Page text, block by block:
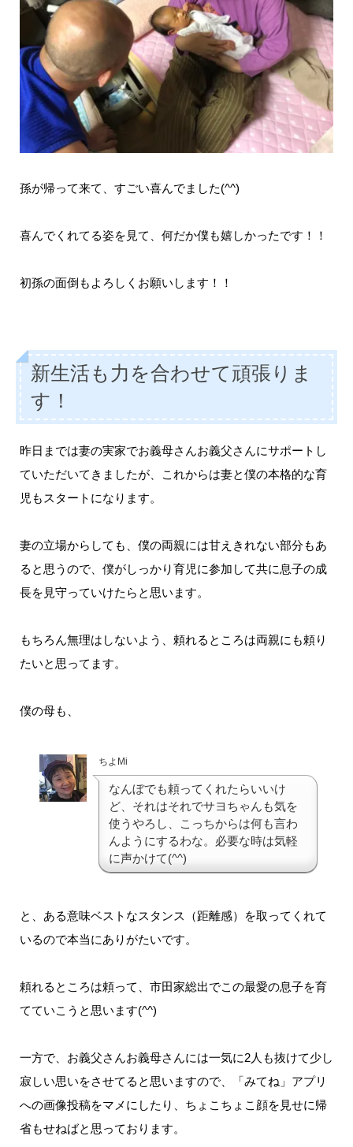
孫が帰って来て、すごい喜んでました(^^)
喜んでくれてる姿を見て、何だか僕も嬉しかったです！！
初孫の面倒もよろしくお願いします！！
新生活も力を合わせて頑張りま
す！
昨日までは妻の実家でお義母さんお義父さんにサポートし
ていただいてきましたが、これからは妻と僕の本格的な育
児もスタートになります。
妻の立場からしても、僕の両親には甘えきれない部分もあ
ると思うので、僕がしっかり育児に参加して共に息子の成
長を見守っていけたらと思います。
もちろん無理はしないよう、頼れるところは両親にも頼り
たいと思ってます。
僕の母も、
ちよMi
なんぼでも頼ってくれたらいいけ
ど、それはそれでサヨちゃんも気を
使うやろし、こっちからは何も言わ
んようにするわな。必要な時は気軽
に声かけて(^^)
と、ある意味ベストなスタンス（距離感）を取ってくれて
いるので本当にありがたいです。
頼れるところは頼って、市田家総出でこの最愛の息子を育
てていこうと思います(^^)
一方で、お義父さんお義母さんには一気に2人も抜けて少し
寂しい思いをさせてると思いますので、「みてね」アプリ
への画像投稿をマメにしたり、ちょこちょこ顔を見せに帰
省もせねばと思っております。